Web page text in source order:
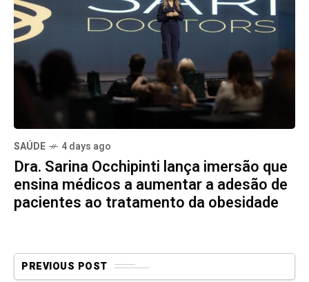
SAÚDE 4 days ago
Dra. Sarina Occhipinti lança imersão que
ensina médicos a aumentar a adesão de
pacientes ao tratamento da obesidade
PREVIOUS POST